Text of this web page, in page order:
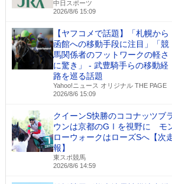
中日スポーツ
2026/8/6 15:09
【ヤフコメで話題】「札幌から
函館への移動手段に注目」「競
馬関係者のフットワークの軽さ
に驚き」 - 武豊騎手らの移動経
路を巡る話題
Yahoo!ニュース オリジナル THE PAGE
2026/8/6 15:09
クイーンS快勝のココナッツブ
ウンは京都のGⅠを視野に モ
ローウォークはローズSへ【次
報】
東スポ競馬
2026/8/6 14:59